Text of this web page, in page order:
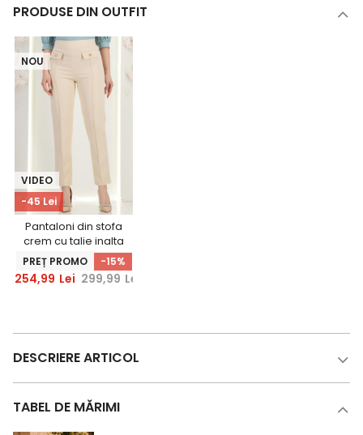
PRODUSE DIN OUTFIT
-45 Lei
VIDEO
NOU
Pantaloni din stofa
crem cu talie inalta
conici cu buzunare
false - StarShinerS
PREȚ PROMO -15%
254,99 Lei 299,99 Lei
DESCRIERE ARTICOL
TABEL DE MĂRIMI